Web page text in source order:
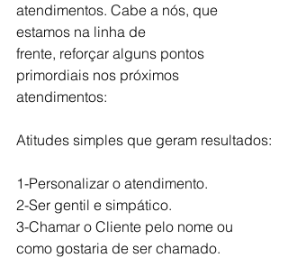
atendimentos. Cabe a nós, que
estamos na linha de
frente, reforçar alguns pontos
primordiais nos próximos
atendimentos:
Atitudes simples que geram resultados:
1-Personalizar o atendimento.
2-Ser gentil e simpático.
3-Chamar o Cliente pelo nome ou
como gostaria de ser chamado.